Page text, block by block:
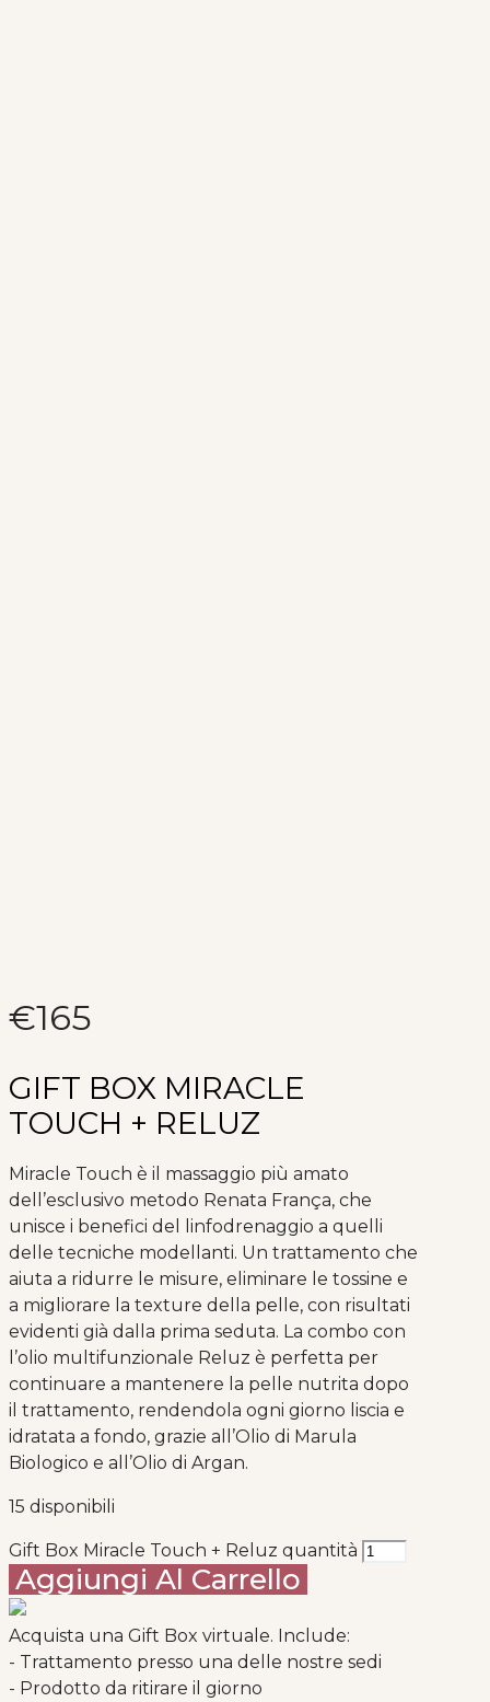
€165
GIFT BOX MIRACLE
TOUCH + RELUZ
Miracle Touch è il massaggio più amato
dell’esclusivo metodo Renata França, che
unisce i benefici del linfodrenaggio a quelli
delle tecniche modellanti. Un trattamento che
aiuta a ridurre le misure, eliminare le tossine e
a migliorare la texture della pelle, con risultati
evidenti già dalla prima seduta. La combo con
l’olio multifunzionale Reluz è perfetta per
continuare a mantenere la pelle nutrita dopo
il trattamento, rendendola ogni giorno liscia e
idratata a fondo, grazie all’Olio di Marula
Biologico e all’Olio di Argan.
15 disponibili
Gift Box Miracle Touch + Reluz quantità
Aggiungi Al Carrello
Acquista una Gift Box virtuale. Include:
- Trattamento presso una delle nostre sedi
- Prodotto da ritirare il giorno